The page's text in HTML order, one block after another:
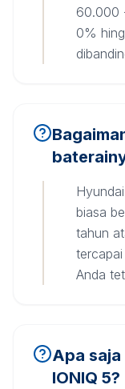
60.000
0%
biasa
tahun
Anda
Apa
IONIQ 5?